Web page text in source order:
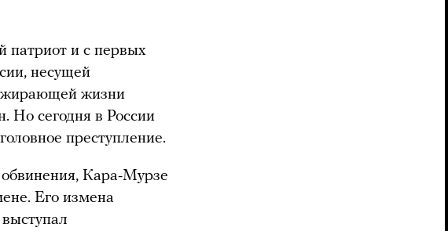
и с первых
несущей
жизни
Но сегодня в России
преступление.
Кара-Мурзе
Его измена